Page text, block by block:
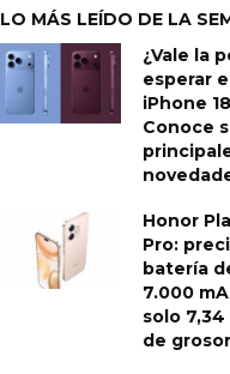
LO MÁS LEÍDO DE LA
¿Vale la
esperar
iPhone
Conoce
Honor
Pro:
batería
7.000
solo 7,34
de grosor